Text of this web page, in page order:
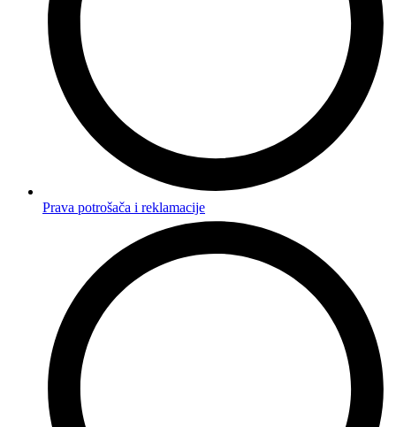
Prava potrošača i reklamacije